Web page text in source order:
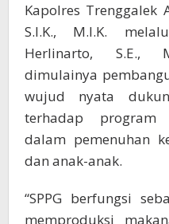
Kapolres Trenggalek
S.I.K., M.I.K.
Herlinarto, S.E.,
dimulainya
wujud nyata
terhadap program
dalam pemenuhan
dan anak-anak.
“SPPG berfungsi
memproduksi